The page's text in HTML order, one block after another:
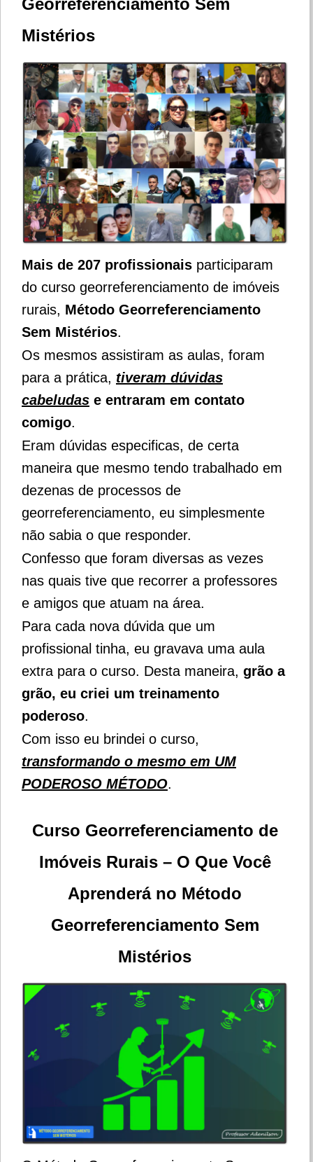
Mistérios
Mais de 207 profissionais participaram
do curso georreferenciamento de imóveis
rurais, Método Georreferenciamento
Sem Mistérios.
Os mesmos assistiram as aulas, foram
para a prática, tiveram dúvidas
cabeludas e entraram em contato
comigo.
Eram dúvidas especificas, de certa
maneira que mesmo tendo trabalhado em
dezenas de processos de
georreferenciamento, eu simplesmente
não sabia o que responder.
Confesso que foram diversas as vezes
nas quais tive que recorrer a professores
e amigos que atuam na área.
Para cada nova dúvida que um
profissional tinha, eu gravava uma aula
extra para o curso. Desta maneira, grão a
grão, eu criei um treinamento
poderoso.
Com isso eu brindei o curso,
transformando o mesmo em UM
PODEROSO MÉTODO.
Curso Georreferenciamento de
Imóveis Rurais – O Que Você
Aprenderá no Método
Georreferenciamento Sem
Mistérios